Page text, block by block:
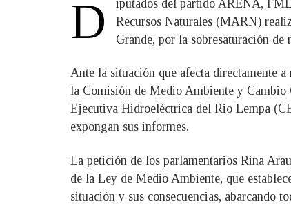
D
iputados del partido ARENA,
Recursos Naturales (MARN)
Grande, por la sobresaturación de
Ante la situación que afecta directamente
la Comisión de Medio Ambiente y
Ejecutiva Hidroeléctrica del Rio Lempa
expongan sus informes.
La petición de los parlamentarios Rina
de la Ley de Medio Ambiente, que
situación y sus consecuencias, abarcando